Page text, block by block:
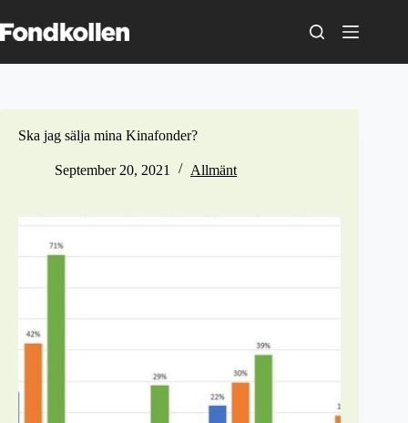
to
content
Ska jag sälja mina Kinafonder?
September 20, 2021 Allmänt